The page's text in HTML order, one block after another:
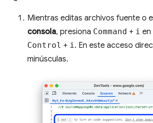
Mientras editas archivos fuente o
consola, presiona Command + i en
Control + i. En este acceso
minúsculas.